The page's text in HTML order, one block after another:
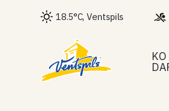
18.5°C, Ventspils
KO